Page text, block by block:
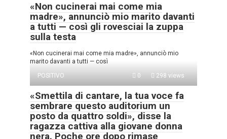
«Non cucinerai mai come mia
madre», annunciò mio marito davanti
a tutti — così gli rovesciai la zuppa
sulla testa
«Non cucinerai mai come mia madre», annunciò mio
marito davanti a tutti — così
POSITIVO
0 298 views
«Smettila di cantare, la tua voce fa
sembrare questo auditorium un
posto da quattro soldi», disse la
ragazza cattiva alla giovane donna
nera. Poche ore dopo rimase